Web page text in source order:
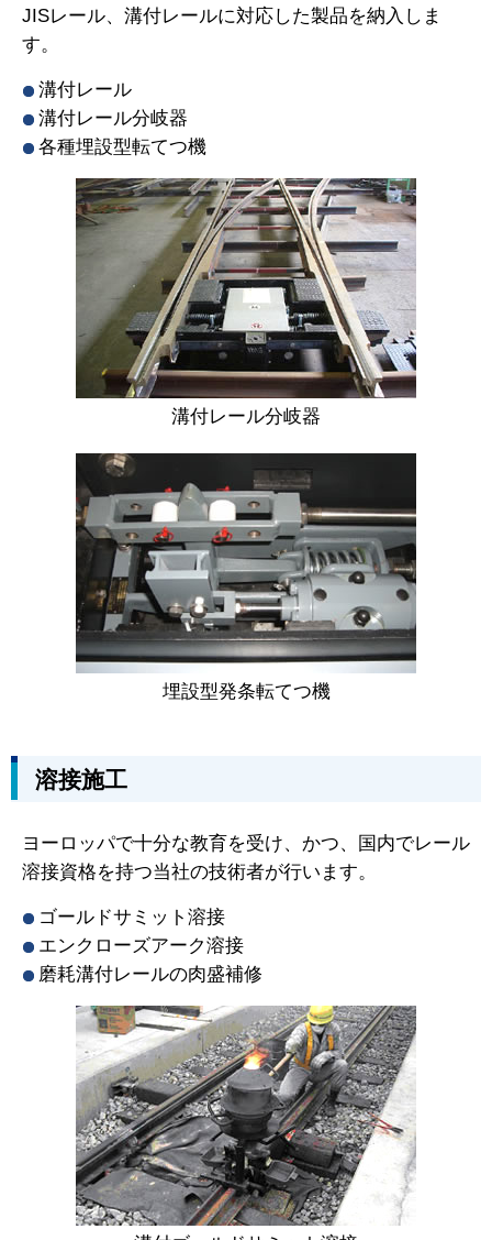
JISレール、溝付レールに対応した製品を納入しま
す。
溝付レール
溝付レール分岐器
各種埋設型転てつ機
溝付レール分岐器
埋設型発条転てつ機
溶接施工
ヨーロッパで十分な教育を受け、かつ、国内でレール
溶接資格を持つ当社の技術者が行います。
ゴールドサミット溶接
エンクローズアーク溶接
磨耗溝付レールの肉盛補修